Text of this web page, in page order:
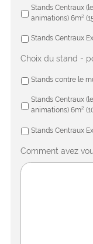
Stands Centraux
animations) 6m²
Stands Centraux
Choix du stand -
Stands contre le
Stands Centraux
animations) 6m²
Stands Centraux
Comment avez